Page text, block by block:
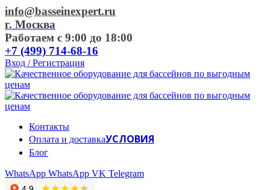
info@basseinexpert.ru
г. Москва
Работаем с 9:00 до 18:00
+7 (499) 714-68-16
Вход / Регистрация
Контакты
Оплата и доставкаУСЛОВИЯ
Блог
WhatsApp WhatsApp VK Telegram